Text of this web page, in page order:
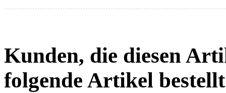
Kunden, die diesen
folgende Artikel